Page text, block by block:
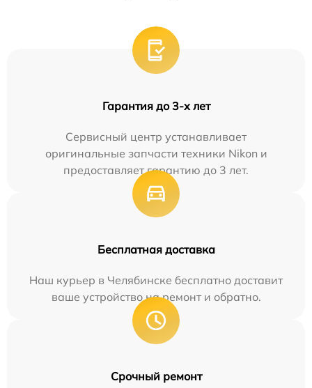
Гарантия до 3-х лет
Сервисный центр устанавливает
оригинальные запчасти техники Nikon и
предоставляет гарантию до 3 лет.
Бесплатная доставка
Наш курьер в Челябинске бесплатно доставит
ваше устройство на ремонт и обратно.
Срочный ремонт